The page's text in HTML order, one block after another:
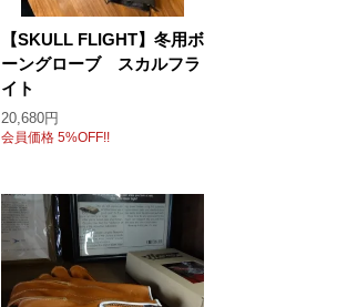
【SKULL FLIGHT】冬用ボ
ーングローブ スカルフラ
イト
20,680円
会員価格 5%OFF!!